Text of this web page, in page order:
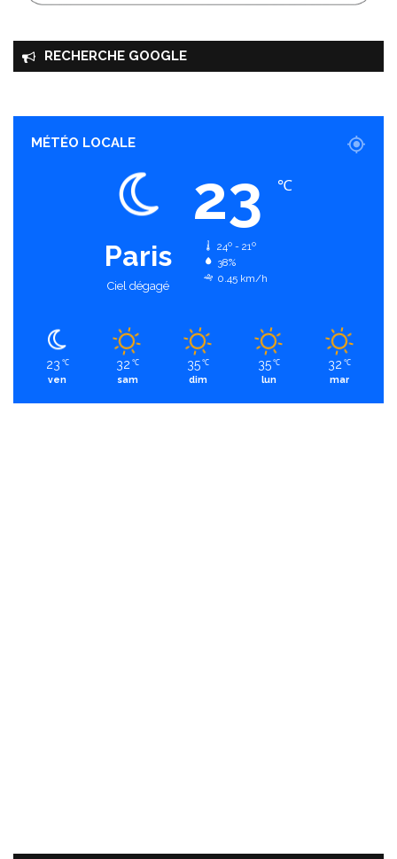
RECHERCHE GOOGLE
MÉTÉO LOCALE
Paris
Ciel dégagé
23 ℃
24º - 21º
38%
0.45 km/h
23 ℃
ven
32 ℃
sam
35 ℃
dim
35 ℃
lun
32 ℃
mar